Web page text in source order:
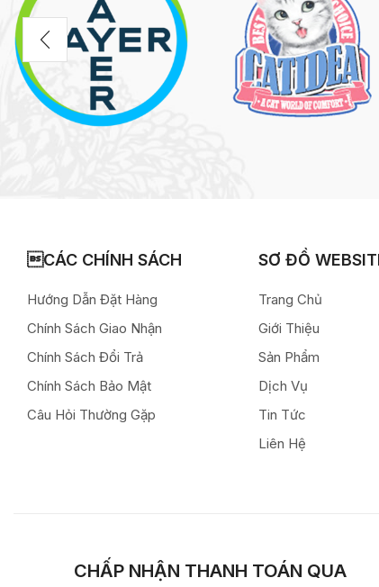
CÁC CHÍNH SÁCH
Hướng Dẫn Đặt Hàng
Chính Sách Giao Nhận
Chính Sách Đổi Trả
Chính Sách Bảo Mật
Câu Hỏi Thường Gặp
SƠ ĐỒ
Trang Chủ
Giới Thiệu
Sản Phẩm
Dịch Vụ
Tin Tức
Liên Hệ
CHẤP NHẬN THANH TOÁN QUA